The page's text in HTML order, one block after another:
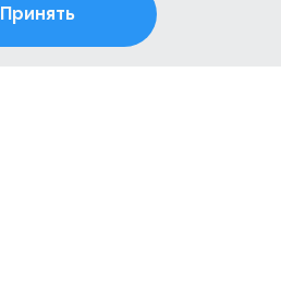
Принять